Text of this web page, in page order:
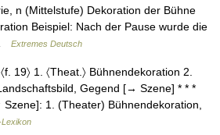
n (Mittelstufe) Dekoration der Bühne
Beispiel: Nach der Pause wurde die
Extremes Deutsch
19〉 1. 〈Theat.〉 Bühnendekoration 2.
Landschaftsbild, Gegend [→ Szene] * * *
1. (Theater) Bühnendekoration,